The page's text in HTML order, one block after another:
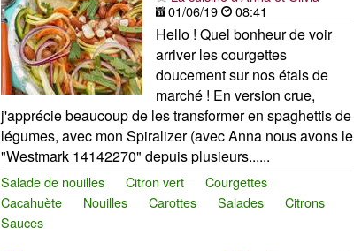
01/06/19
08:41
Hello ! Quel bonheur de voir
arriver les courgettes
doucement sur nos étals de
marché ! En version crue,
j'apprécie beaucoup de les transformer en spaghettis de
légumes, avec mon Spiralizer (avec Anna nous avons le
"Westmark 14142270" depuis plusieurs......
Salade de nouilles Citron vert
Courgettes
Cacahuète
Nouilles Carottes Salades
Citrons
Sauces